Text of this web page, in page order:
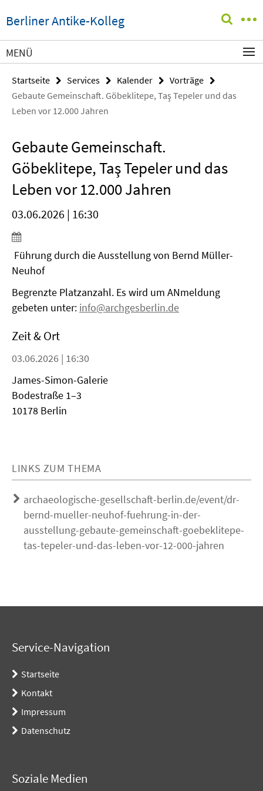
direkt
zu
Inhalt
Berliner Antike-Kolleg
Service-
MENÜ
Startseite Services Kalender
Vorträge
Gebaute Gemeinschaft. Göbeklitepe, Taş Tepeler und das
Leben vor 12.000 Jahren
Gebaute Gemeinschaft.
Göbeklitepe, Taş Tepeler und das
Leben vor 12.000 Jahren
03.06.2026 | 16:30
Führung durch die Ausstellung von Bernd Müller-
Neuhof
Begrenzte Platzanzahl. Es wird um ANmeldung
gebeten unter: info@archgesberlin.de
Zeit & Ort
03.06.2026 | 16:30
James-Simon-Galerie
Bodestraße 1–3
10178 Berlin
LINKS ZUM THEMA
archaeologische-gesellschaft-berlin.de/event/dr-
bernd-mueller-neuhof-fuehrung-in-der-
ausstellung-gebaute-gemeinschaft-goebeklitepe-
tas-tepeler-und-das-leben-vor-12-000-jahren
Service-Navigation
Startseite
Kontakt
Impressum
Datenschutz
Soziale Medien